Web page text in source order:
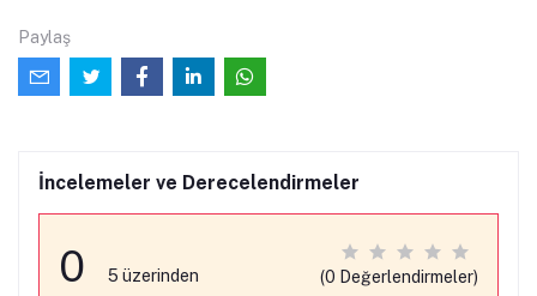
Paylaş
İncelemeler ve Derecelendirmeler
0 5 üzerinden (0 Değerlendirmeler)